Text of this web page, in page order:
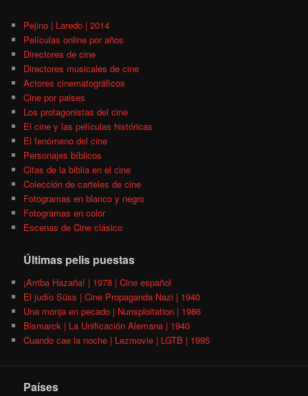
Pejino | Laredo | 2014
Películas online por años
Directores de cine
Directores musicales de cine
Actores cinematográficos
Cine por paises
Los protagonistas del cine
El cine y las películas históricas
El fenómeno del cine
Personajes bíblicos
Citas de la biblia en el cine
Colección de carteles de cine
Fotogramas en blanco y negro
Fotogramas en color
Escenas de Cine clásico
Últimas pelis puestas
¡Arriba Hazaña! | 1978 | Cine español
El judío Süss | Cine Propaganda Nazi | 1940
Una monja en pecado | Nunsploitation | 1986
Bismarck | La Unificación Alemana | 1940
Cuando cae la noche | Lezmovie | LGTB | 1995
Países